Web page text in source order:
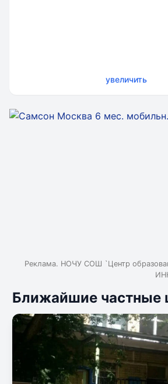
увеличить
Реклама. НОЧУ СОШ `Центр
Ближайшие частные